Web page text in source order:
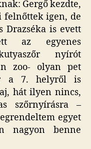
Gergő kezdte,
felnőttek igen, de
Drazséka is evett
az egyenes
nyírót
zoo- olyan pet
a 7. helyről is
hát ilyen nincs,
szőrnyírásra –
egyet
nagyon benne